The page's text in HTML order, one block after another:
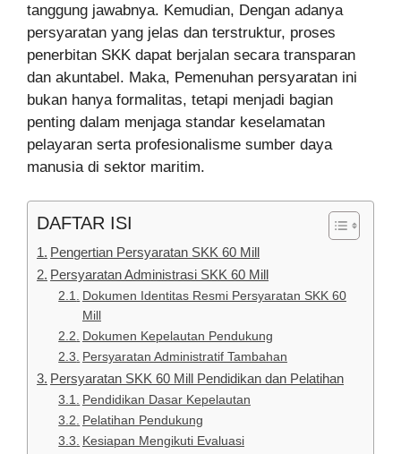
tanggung jawabnya. Kemudian, Dengan adanya
persyaratan yang jelas dan terstruktur, proses
penerbitan SKK dapat berjalan secara transparan
dan akuntabel. Maka, Pemenuhan persyaratan ini
bukan hanya formalitas, tetapi menjadi bagian
penting dalam menjaga standar keselamatan
pelayaran serta profesionalisme sumber daya
manusia di sektor maritim.
DAFTAR ISI
Pengertian Persyaratan SKK 60 Mill
Persyaratan Administrasi SKK 60 Mill
Dokumen Identitas Resmi Persyaratan SKK 60
Mill
Dokumen Kepelautan Pendukung
Persyaratan Administratif Tambahan
Persyaratan SKK 60 Mill Pendidikan dan Pelatihan
Pendidikan Dasar Kepelautan
Pelatihan Pendukung
Kesiapan Mengikuti Evaluasi